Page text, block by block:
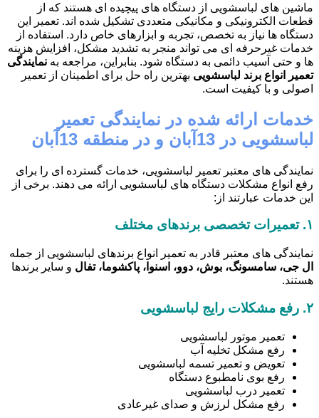
ماشین های لباسشویی از دستگاه های پیچیده ای هستند که از
قطعات الکترونیکی و مکانیکی متعددی تشکیل شده اند. تعمیر این
دستگاه ها نیاز به تخصص، تجربه و ابزارهای خاص دارد. استفاده از
خدمات غیرحرفه ای می تواند منجر به تشدید مشکل، افزایش هزینه
ها و حتی آسیب دائمی به دستگاه شود. بنابراین، مراجعه به نمایندگی
تعمیر انواع برند لباسشویی بهترین راه حل برای اطمینان از تعمیر
اصولی و با کیفیت است.
خدمات ارائه شده در نمایندگی تعمیر
لباسشویی در 13آبان و در منطقه 13آبان
نمایندگی های معتبر تعمیر لباسشویی، خدمات گسترده ای را برای
رفع انواع مشکلات دستگاه های لباسشویی ارائه می دهند. برخی از
این خدمات عبارتند از:
۱. تعمیرات تخصصی برندهای مختلف
نمایندگی های معتبر قادر به تعمیر انواع برندهای لباسشویی از جمله
ال جی، سامسونگ، بوش، دوو، اسنوا، پاکشوما، تفال و سایر برندها
هستند.
۲. رفع مشکلات رایج لباسشویی
تعمیر موتور لباسشویی
رفع مشکل تخلیه آب
تعویض و تعمیر تسمه لباسشویی
رفع بوی نامطبوع دستگاه
تعمیر درب لباسشویی
رفع مشکل لرزش و صدای غیرعادی